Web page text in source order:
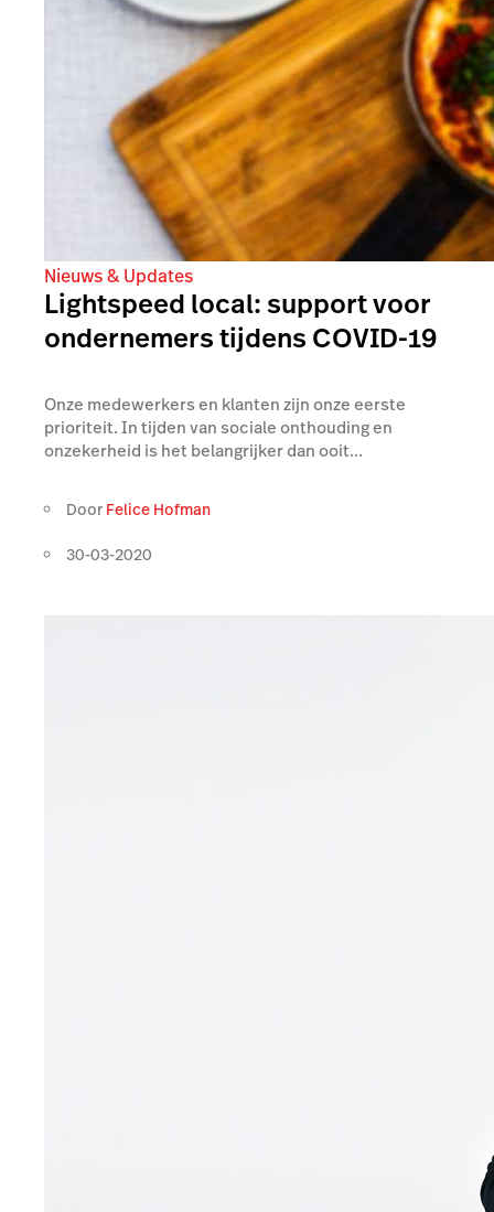
Nieuws & Updates
Lightspeed local: support voor
ondernemers tijdens COVID-19
Onze medewerkers en klanten zijn onze eerste
prioriteit. In tijden van sociale onthouding en
onzekerheid is het belangrijker dan ooit...
Door Felice Hofman
30-03-2020